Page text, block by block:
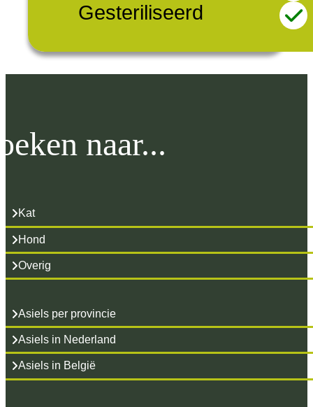
Gesteriliseerd
naar...
Kat
Hond
Overig
Asiels per provincie
Asiels in Nederland
Asiels in België